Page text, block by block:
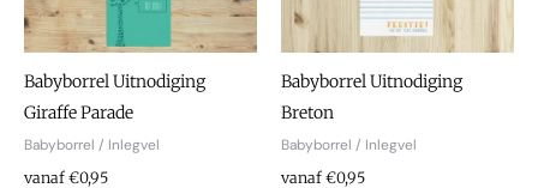
Babyborrel Uitnodiging
Giraffe Parade
Babyborrel / Inlegvel
vanaf €0,95
Babyborrel Uitnodiging
Breton
Babyborrel / Inlegvel
vanaf €0,95